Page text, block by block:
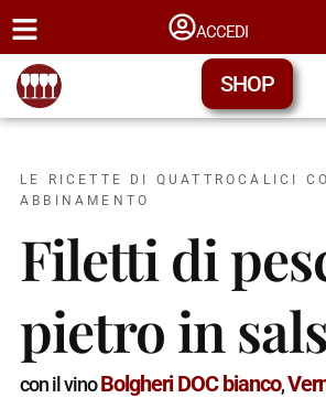
ACCEDI
SHOP
LE RICETTE DI QUATTROCALICI
ABBINAMENTO
Filetti di
pietro in
con il vinoBolgheri DOC bianco,